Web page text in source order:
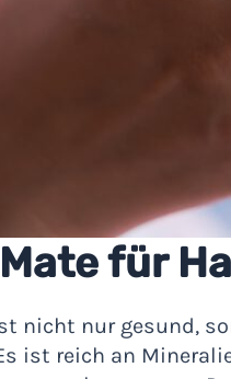
für
nicht nur gesund,
ist reich an